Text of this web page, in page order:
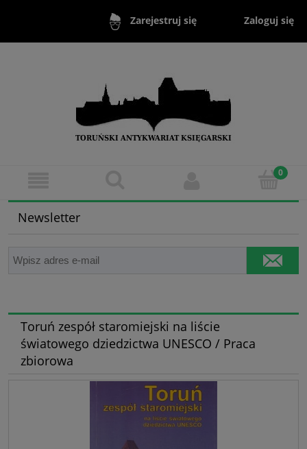
Zarejestruj się Zaloguj się
Newsletter
Toruń zespół staromiejski na liście
światowego dziedzictwa UNESCO / Praca
zbiorowa